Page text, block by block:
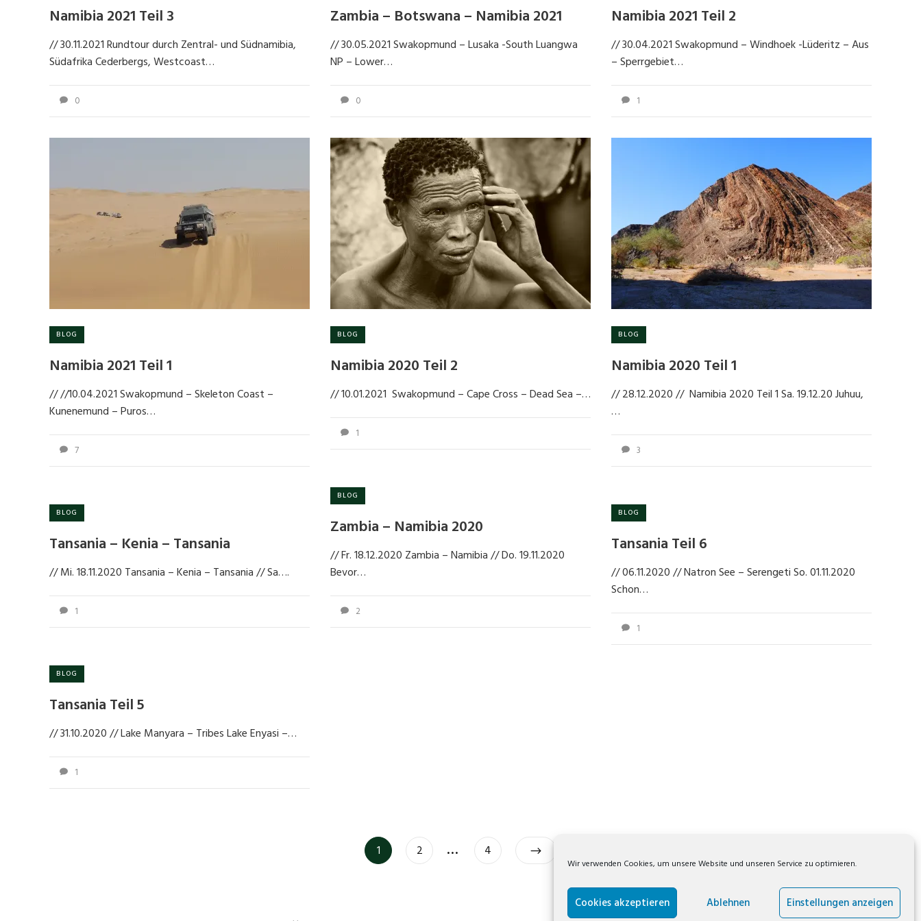
Wir verwenden Cookies, um unsere Website und unseren Service zu optimieren.
Cookies akzeptieren Ablehnen Einstellungen anzeigen
Namibia 2021 Teil 3
// 30.11.2021 Rundtour durch Zentral- und Südnamibia,
Südafrika Cederbergs, Westcoast…
0
Zambia – Botswana – Namibia 2021
// 30.05.2021 Swakopmund – Lusaka -South Luangwa
NP – Lower…
0
Namibia 2021 Teil 2
// 30.04.2021 Swakopmund – Windhoek -Lüderitz – Aus
– Sperrgebiet…
1
BLOG
Namibia 2021 Teil 1
// //10.04.2021 Swakopmund – Skeleton Coast –
Kunenemund – Puros…
7
BLOG
Namibia 2020 Teil 2
// 10.01.2021 Swakopmund – Cape Cross – Dead Sea –…
1
BLOG
Namibia 2020 Teil 1
// 28.12.2020 // Namibia 2020 Teil 1 Sa. 19.12.20 Juhuu,
…
3
BLOG
Zambia – Namibia 2020
// Fr. 18.12.2020 Zambia – Namibia // Do. 19.11.2020
Bevor…
2
BLOG
Tansania – Kenia – Tansania
// Mi. 18.11.2020 Tansania – Kenia – Tansania // Sa….
1
BLOG
Tansania Teil 6
// 06.11.2020 // Natron See – Serengeti So. 01.11.2020
Schon…
1
BLOG
Tansania Teil 5
// 31.10.2020 // Lake Manyara – Tribes Lake Enyasi –…
1
1 2 … 4